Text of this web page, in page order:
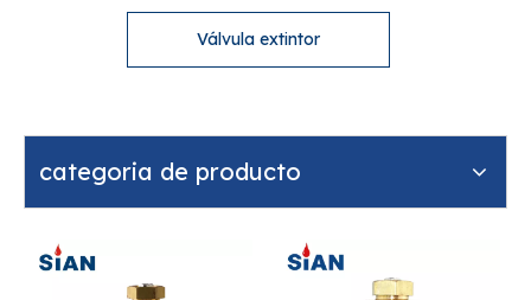
Válvula extintor
categoria de producto